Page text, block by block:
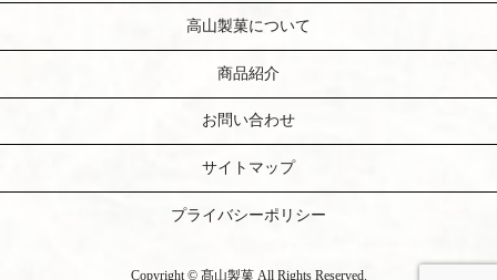
高山製菓について
商品紹介
お問い合わせ
サイトマップ
プライバシーポリシー
Copyright © 髙山製菓 All Rights Reserved.